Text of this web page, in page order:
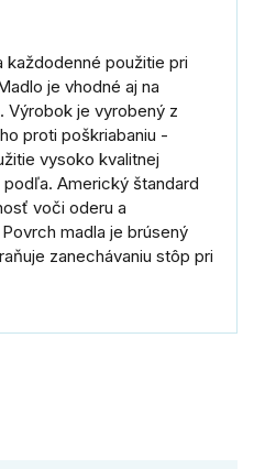
každodenné použitie pri
je vhodné aj na
Výrobok je vyrobený z
proti poškriabaniu -
vysoko kvalitnej
Americký štandard
voči oderu a
madla je brúsený
zanechávaniu stôp pri